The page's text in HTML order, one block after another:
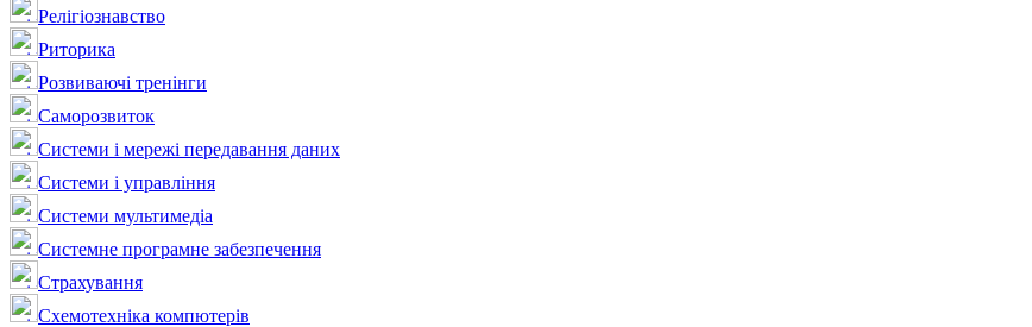
Релігіознавство
Риторика
Розвиваючі тренінги
Саморозвиток
Системи і мережі передавання даних
Системи і управління
Системи мультимедіа
Системне програмне забезпечення
Страхування
Схемотехніка компютерів